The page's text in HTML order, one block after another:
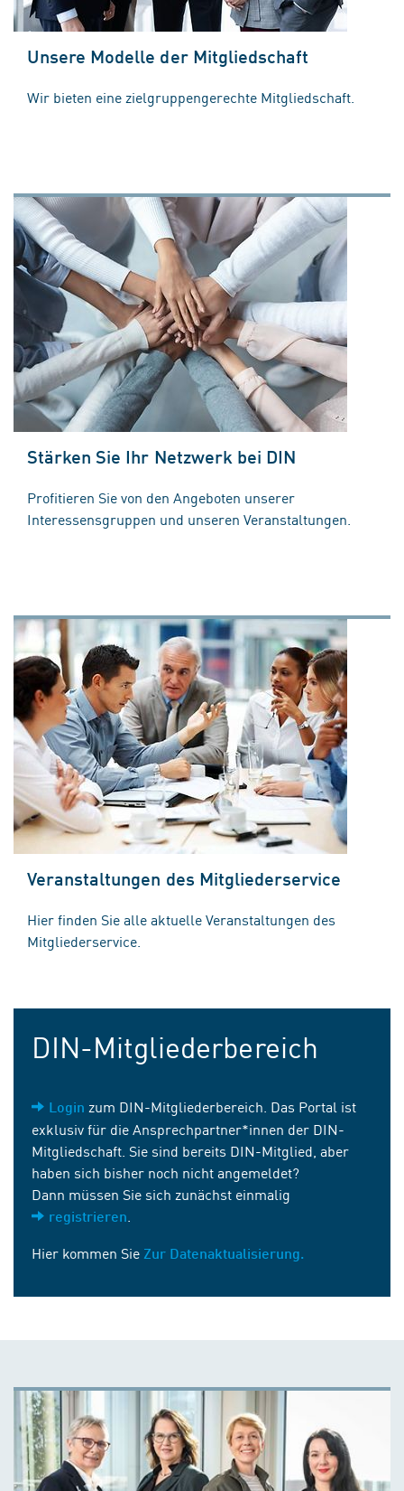
Unsere Modelle der Mitgliedschaft
Wir bieten eine zielgruppengerechte Mitgliedschaft.
Stärken Sie Ihr Netzwerk bei DIN
Profitieren Sie von den Angeboten unserer
Interessensgruppen und unseren Veranstaltungen.
Veranstaltungen des Mitgliederservice
Hier finden Sie alle aktuelle Veranstaltungen des
Mitgliederservice.
DIN-Mitgliederbereich
Login zum DIN-Mitgliederbereich. Das Portal ist
exklusiv für die Ansprechpartner*innen der DIN-
Mitgliedschaft. Sie sind bereits DIN-Mitglied, aber
haben sich bisher noch nicht angemeldet?
Dann müssen Sie sich zunächst einmalig
registrieren
Hier kommen Sie Zur Datenaktualisierung.